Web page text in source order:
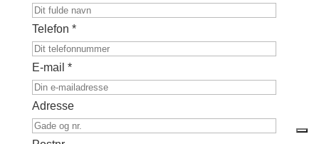
Telefon *
E-mail *
Adresse